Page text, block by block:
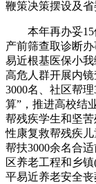
鞭策决策摆设及省
本年再办妥15
产前筛查取诊断
易近根基医保小
高危人群开展内
3000名、社区帮
算”，推进高校结
帮残疾学生和坚
性康复救帮残疾
帮扶3000余名合
区养老工程和乡
平易近养老安全